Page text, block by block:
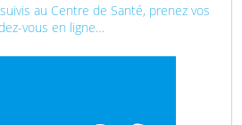
au Centre de Santé, prenez vos
vous en ligne…